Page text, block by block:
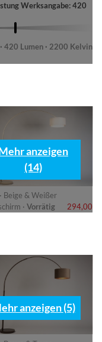
Werksangabe: 420
420 Lumen · 2200 Kelvin
Beige & Weißer
· Vorrätig 294,00
anzeigen
(14)
Mehr anzeigen (5)